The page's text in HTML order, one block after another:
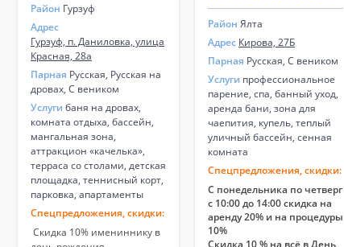
Район Гурзуф
Адрес
Гурзуф, п. Даниловка, улица
Красная, 28а
Парная Русская, Русская на
дровах, С веником
Услуги баня на дровах,
комната отдыха, бассейн,
мангальная зона,
аттракцион «качелька»,
терраса со столами, детская
площадка, теннисный корт,
парковка, апартаменты
Спецпредложения, скидки:
Скидка 10% имениннику в
Район Ялта
Адрес Кирова, 27Б
Парная Русская, С веником
Услуги профессиональное
парение, спа, банный уход,
аренда бани, зона для
чаепития, купель, теплый
уличный бассейн, сенная
комната
Спецпредложения, скидки:
С понедельника по четверг
с 10:00 до 14:00 скидка на
аренду 20% и на процедуры
10%
Скидка 10 % на всё в День